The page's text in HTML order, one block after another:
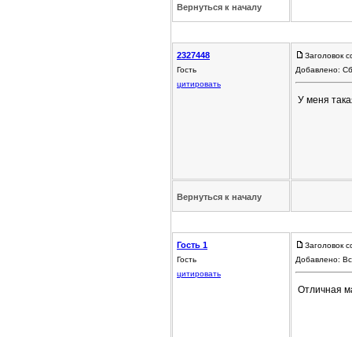
Вернуться к началу
2327448
Гость
цитировать
Заголовок
Добавлено:
У меня
Вернуться к началу
Гость 1
Гость
цитировать
Заголовок
Добавлено:
Отличная